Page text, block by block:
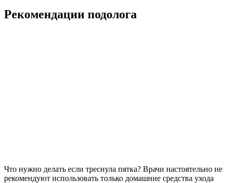
Рекомендации подолога
Что нужно делать если треснула пятка? Врачи настоятельно не
рекомендуют использовать только домашние средства ухода